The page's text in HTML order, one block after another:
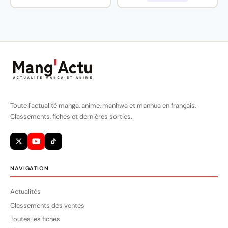
Toute l'actualité manga, anime, manhwa et manhua en français.
Classements, fiches et dernières sorties.
NAVIGATION
Actualités
Classements des ventes
Toutes les fiches